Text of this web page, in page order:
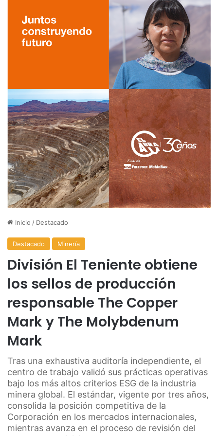
Inicio / Destacado
Destacado Minería
División El Teniente obtiene
los sellos de producción
responsable The Copper
Mark y The Molybdenum
Mark
Tras una exhaustiva auditoría independiente, el
centro de trabajo validó sus prácticas operativas
bajo los más altos criterios ESG de la industria
minera global. El estándar, vigente por tres años,
consolida la posición competitiva de la
Corporación en los mercados internacionales,
mientras avanza en el proceso de revisión del